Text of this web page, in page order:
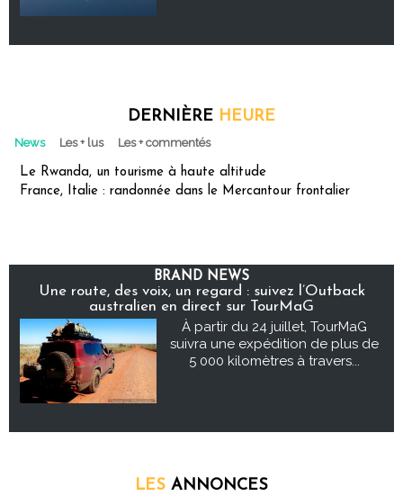
DERNIÈRE HEURE
News Les + lus Les + commentés
Le Rwanda, un tourisme à haute altitude
France, Italie : randonnée dans le Mercantour frontalier
BRAND NEWS
Une route, des voix, un regard : suivez l’Outback
australien en direct sur TourMaG
À partir du 24 juillet, TourMaG
suivra une expédition de plus de
5 000 kilomètres à travers...
LES ANNONCES